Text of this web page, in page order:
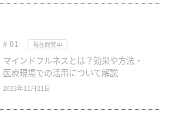
# 01 現在閲覧中
マインドフルネスとは？効果や方法・
医療現場での活用について解説
2023年11月21日